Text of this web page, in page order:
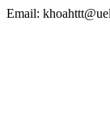
Email: